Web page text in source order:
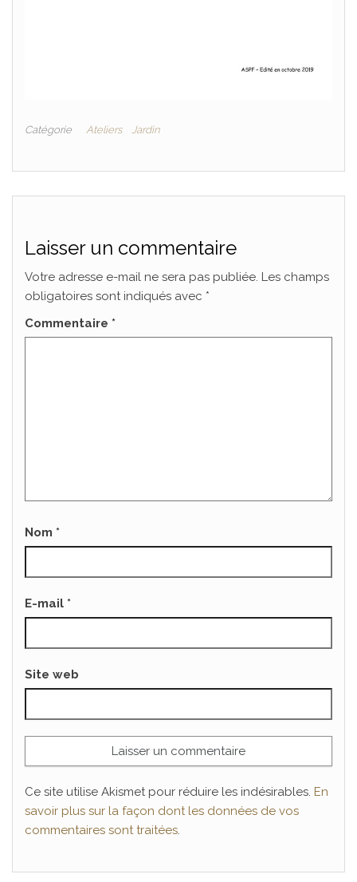
Catégorie Ateliers Jardin
Laisser un commentaire
Votre adresse e-mail ne sera pas publiée. Les champs
obligatoires sont indiqués avec *
Commentaire *
Nom *
E-mail *
Site web
Ce site utilise Akismet pour réduire les indésirables. En
savoir plus sur la façon dont les données de vos
commentaires sont traitées.